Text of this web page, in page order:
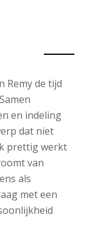
Remy de tijd
en indeling
dat niet
prettig werkt
van
als
met een